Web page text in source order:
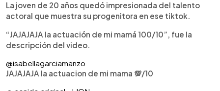
La joven de 20 años quedó impresionada del talento
actoral que muestra su progenitora en ese tiktok.
“JAJAJAJA la actuación de mi mamá 100/10”, fue la
descripción del video.
@isabellagarciamanzo
JAJAJAJA la actuacion de mi mama 💯/10